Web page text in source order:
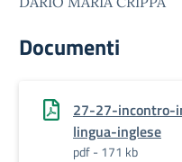
Documenti
27-27-incontro-
lingua-inglese
pdf - 171 kb